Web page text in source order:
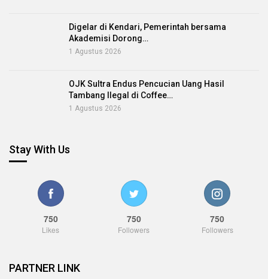
Digelar di Kendari, Pemerintah bersama
Akademisi Dorong…
1 Agustus 2026
OJK Sultra Endus Pencucian Uang Hasil
Tambang Ilegal di Coffee…
1 Agustus 2026
Stay With Us
750
Likes
750
Followers
750
Followers
PARTNER LINK